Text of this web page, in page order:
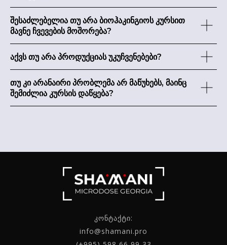
შესაძლებელია თუ არა ბიოჰაკინგიოს კურსით
მავნე ჩვევების მოშორება?
აქვს თუ არა პროდუქციას უკუჩვენებები?
თუ კი არანაირი პრობლემა არ მაწუხებს, მაინც
შემიძლია კურსის დაწყება?
კონტაქტი:
info@shamani.pro